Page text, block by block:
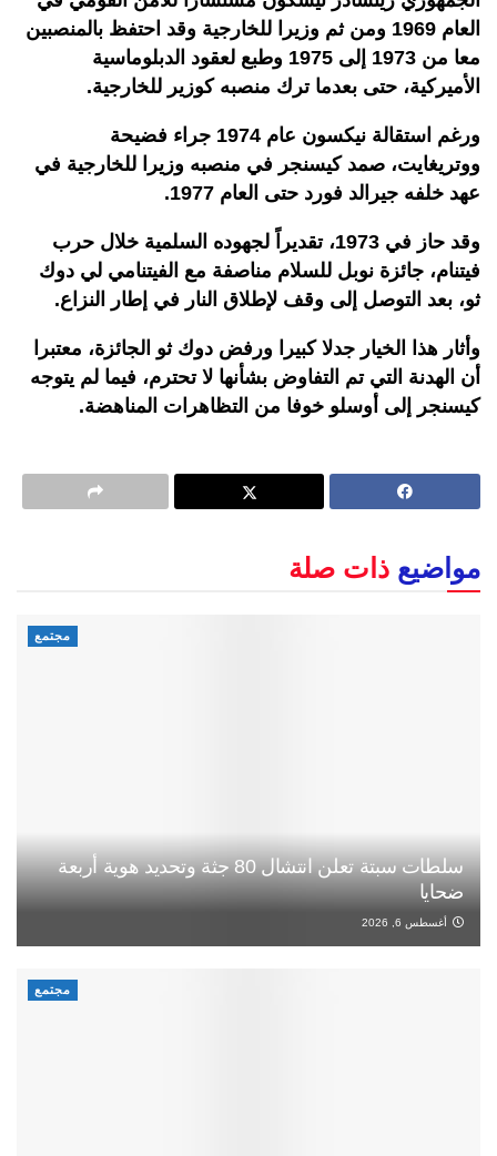
العام 1969 ومن ثم وزيرا للخارجية وقد احتفظ بالمنصبين
معا من 1973 إلى 1975 وطبع لعقود الدبلوماسية
الأميركية، حتى بعدما ترك منصبه كوزير للخارجية.
ورغم استقالة نيكسون عام 1974 جراء فضيحة
ووتريغايت، صمد كيسنجر في منصبه وزيرا للخارجية في
عهد خلفه جيرالد فورد حتى العام 1977.
وقد حاز في 1973، تقديراً لجهوده السلمية خلال حرب
فيتنام، جائزة نوبل للسلام مناصفة مع الفيتنامي لي دوك
ثو، بعد التوصل إلى وقف لإطلاق النار في إطار النزاع.
وأثار هذا الخيار جدلا كبيرا ورفض دوك ثو الجائزة، معتبرا
أن الهدنة التي تم التفاوض بشأنها لا تحترم، فيما لم يتوجه
كيسنجر إلى أوسلو خوفا من التظاهرات المناهضة.
مواضيع ذات صلة
مجتمع
سلطات سبتة تعلن انتشال 80 جثة وتحديد هوية أربعة
ضحايا
أغسطس 6, 2026
مجتمع